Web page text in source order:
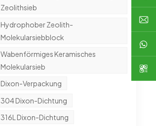
Zeolithsieb
Hydrophober Zeolith-
Molekularsiebblock
Wabenförmiges Keramisches
Molekularsieb
Dixon-Verpackung
304 Dixon-Dichtung
316L Dixon-Dichtung